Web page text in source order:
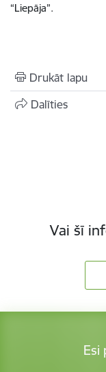
“Liepāja”.
Drukāt lapu
Dalīties
Vai šī
Esi